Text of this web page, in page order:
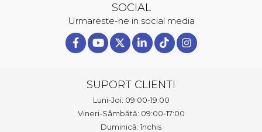
SOCIAL
Urmareste-ne in social media
SUPORT CLIENTI
Luni-Joi: 09:00-19:00
Vineri-Sâmbătă: 09:00-17:00
Duminică: închis